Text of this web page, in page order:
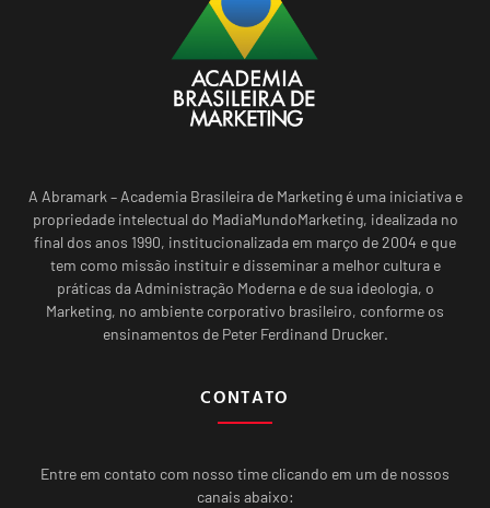
A Abramark – Academia Brasileira de Marketing é uma iniciativa e
propriedade intelectual do MadiaMundoMarketing, idealizada no
final dos anos 1990, institucionalizada em março de 2004 e que
tem como missão instituir e disseminar a melhor cultura e
práticas da Administração Moderna e de sua ideologia, o
Marketing, no ambiente corporativo brasileiro, conforme os
ensinamentos de Peter Ferdinand Drucker.
CONTATO
Entre em contato com nosso time clicando em um de nossos
canais abaixo: